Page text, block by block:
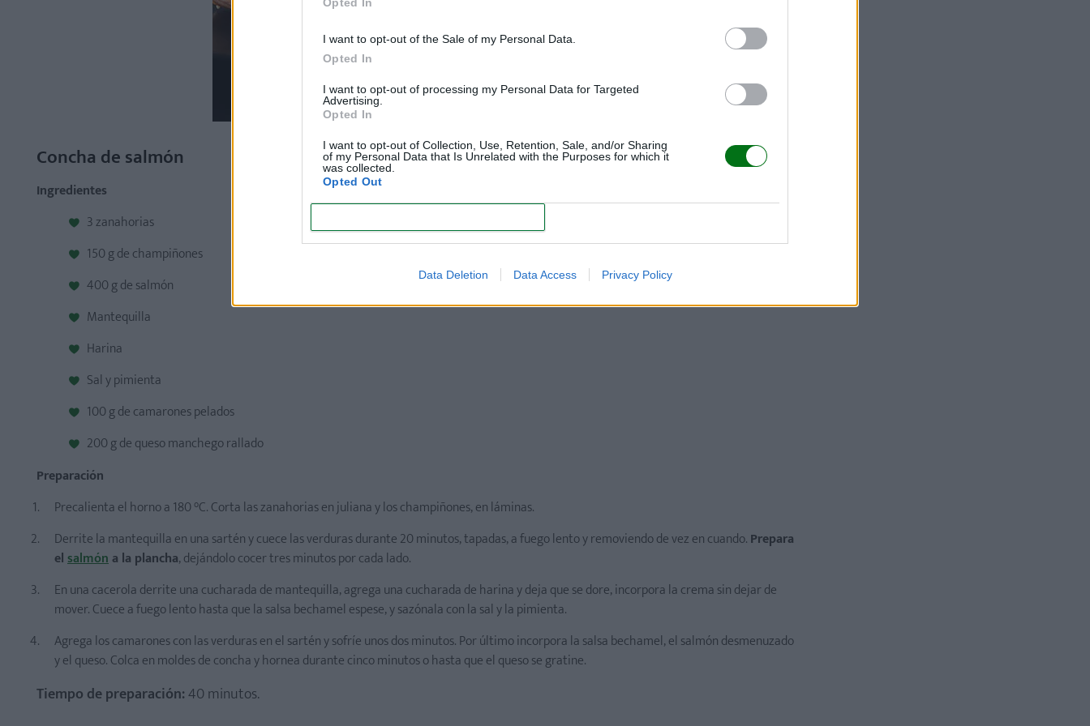
I want to opt-out of the Sale of my Personal Data.
Opted In
I want to opt-out of processing my Personal Data for Targeted
Advertising.
Opted In
I want to opt-out of Collection, Use, Retention, Sale, and/or Sharing
of my Personal Data that Is Unrelated with the Purposes for which it
was collected.
Opted Out
Data Deletion Data Access Privacy Policy
Concha de salmón
Ingredientes
3 zanahorias
150 g de champiñones
400 g de salmón
Mantequilla
Harina
Sal y pimienta
100 g de camarones pelados
200 g de queso manchego rallado
Preparación
Precalienta el horno a 180 °C. Corta las zanahorias en juliana y los champiñones, en láminas.
Derrite la mantequilla en una sartén y cuece las verduras durante 20 minutos, tapadas, a fuego lento y removiendo de vez en cuando.Prepara
elsalmóna la plancha, dejándolo cocer tres minutos por cada lado.
En una cacerola derrite una cucharada de mantequilla, agrega una cucharada de harina y deja que se dore, incorpora la crema sin dejar de
mover. Cuece a fuego lento hasta que la salsa bechamel espese, y sazónala con la sal y la pimienta.
Agrega los camarones con las verduras en el sartén y sofríe unos dos minutos. Por último incorpora la salsa bechamel, el salmón desmenuzado
y el queso. Colca en moldes de concha y hornea durante cinco minutos o hasta que el queso se gratine.
Tiempo de preparación:40 minutos.